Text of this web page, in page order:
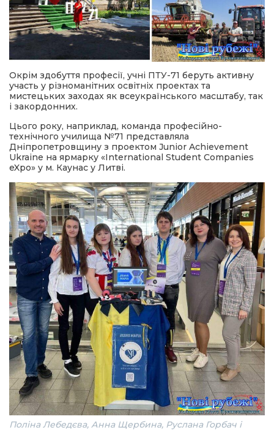
Окрім здобуття професії, учні ПТУ-71 беруть активну
участь у різноманітних освітніх проектах та
мистецьких заходах як всеукраїнського масштабу, так
і закордонних.
Цього року, наприклад, команда професійно-
технічного училища №71 представляла
Дніпропетровщину з проектом Junior Achievement
Ukraine на ярмарку «International Student Companies
eXpo» у м. Каунас у Литві.
Поліна Лебедєва, Анна Щербина, Руслана Горбач і